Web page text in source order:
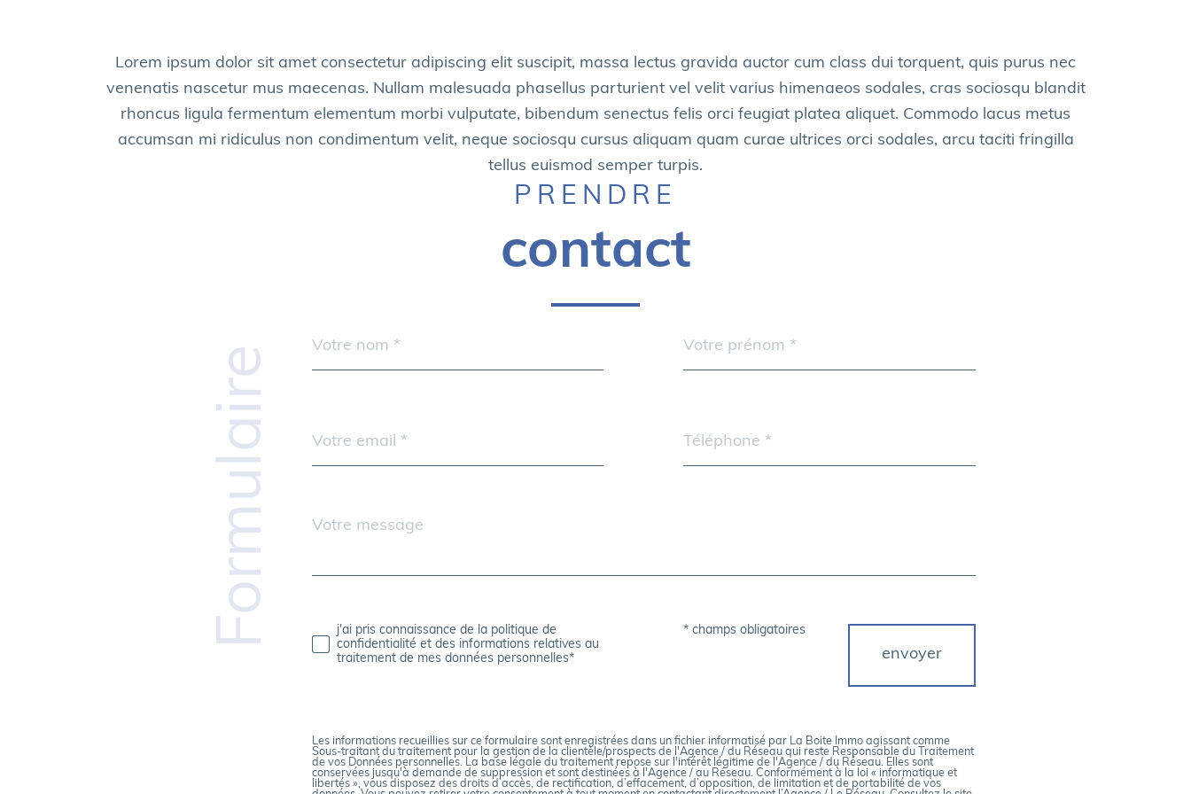
Lorem ipsum dolor sit amet consectetur adipiscing elit suscipit, massa lectus gravida auctor cum class dui torquent, quis purus nec
venenatis nascetur mus maecenas. Nullam malesuada phasellus parturient vel velit varius himenaeos sodales, cras sociosqu blandit
rhoncus ligula fermentum elementum morbi vulputate, bibendum senectus felis orci feugiat platea aliquet. Commodo lacus metus
accumsan mi ridiculus non condimentum velit, neque sociosqu cursus aliquam quam curae ultrices orci sodales, arcu taciti fringilla
tellus euismod semper turpis.
PRENDRE
contact
Formulaire
R
E
S
I
E
O
S
*
*
email
*
Message
Validation
j'ai pris connaissance de la politique de
confidentialité et des informations relatives au
traitement de mes données personnelles*
* champs obligatoires
envoyer
Les informations recueillies sur ce formulaire sont enregistrées dans un fichier informatisé par La Boite Immo agissant comme
Sous-traitant du traitement pour la gestion de la clientèle/prospects de l'Agence / du Réseau qui reste Responsable du Traitement
de vos Données personnelles. La base légale du traitement repose sur l'intérêt légitime de l'Agence / du Réseau. Elles sont
conservées jusqu'à demande de suppression et sont destinées à l'Agence / au Réseau. Conformément à la loi « informatique et
libertés », vous disposez des droits d’accès, de rectification, d’effacement, d’opposition, de limitation et de portabilité de vos